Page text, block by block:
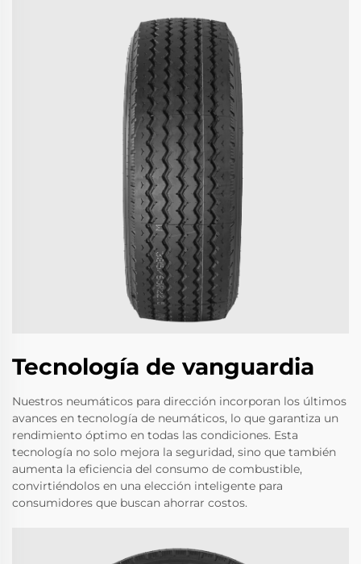
Tecnología de vanguardia
Nuestros neumáticos para dirección incorporan los últimos
avances en tecnología de neumáticos, lo que garantiza un
rendimiento óptimo en todas las condiciones. Esta
tecnología no solo mejora la seguridad, sino que también
aumenta la eficiencia del consumo de combustible,
convirtiéndolos en una elección inteligente para
consumidores que buscan ahorrar costos.